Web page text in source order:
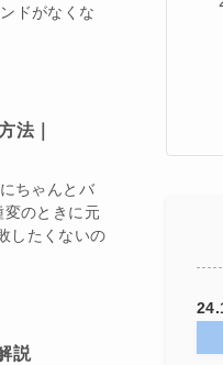
ドがなくな
法｜
ちゃんとバ
変のときに元
したくないの
説